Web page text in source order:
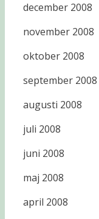
december 2008
november 2008
oktober 2008
september 2008
augusti 2008
juli 2008
juni 2008
maj 2008
april 2008